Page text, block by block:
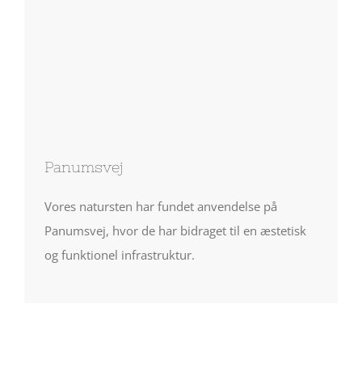
Panumsvej
Vores natursten har fundet anvendelse på
Panumsvej, hvor de har bidraget til en æstetisk
og funktionel infrastruktur.